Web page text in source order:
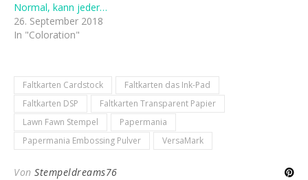
Normal, kann jeder…
26. September 2018
In "Coloration"
Faltkarten Cardstock
Faltkarten das Ink-Pad
Faltkarten DSP
Faltkarten Transparent Papier
Lawn Fawn Stempel
Papermania
Papermania Embossing Pulver
VersaMark
Von Stempeldreams76